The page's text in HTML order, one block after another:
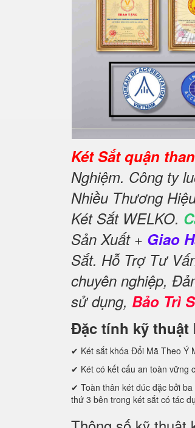
Két Sắt quận
Nghiệm. Công ty
Nhiều Thương
Két Sắt WELKO.
Sản Xuất + Giao
Sắt. Hỗ Trợ Tư
chuyên nghiệp,
sử dụng, Bảo Trì
Đặc tính kỹ thuật
✔ Két sắt khóa Đổi Mã Theo Ý
✔ Két có kết cấu an toàn vững
✔ Toàn thân két đúc đặc bởi
thứ 3 bên trong két sắt có tác